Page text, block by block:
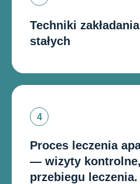
Techniki
stałych
Proces leczenia
— wizyty
przebiegu leczenia.